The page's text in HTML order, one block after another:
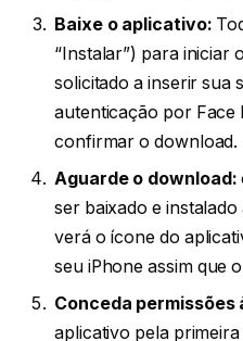
Baixe o aplicativo:
“Instalar”) para iniciar
solicitado a inserir sua
autenticação por Face
confirmar o download.
Aguarde o download:
ser baixado e
verá o ícone do
seu iPhone assim que
Conceda permissões
aplicativo pela